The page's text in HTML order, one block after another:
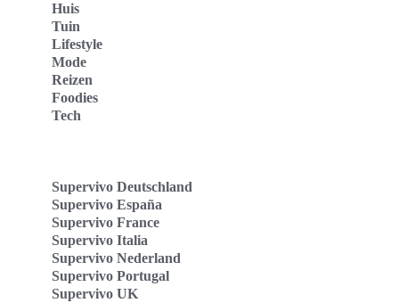
Huis
Tuin
Lifestyle
Mode
Reizen
Foodies
Tech
Supervivo Deutschland
Supervivo España
Supervivo France
Supervivo Italia
Supervivo Nederland
Supervivo Portugal
Supervivo UK